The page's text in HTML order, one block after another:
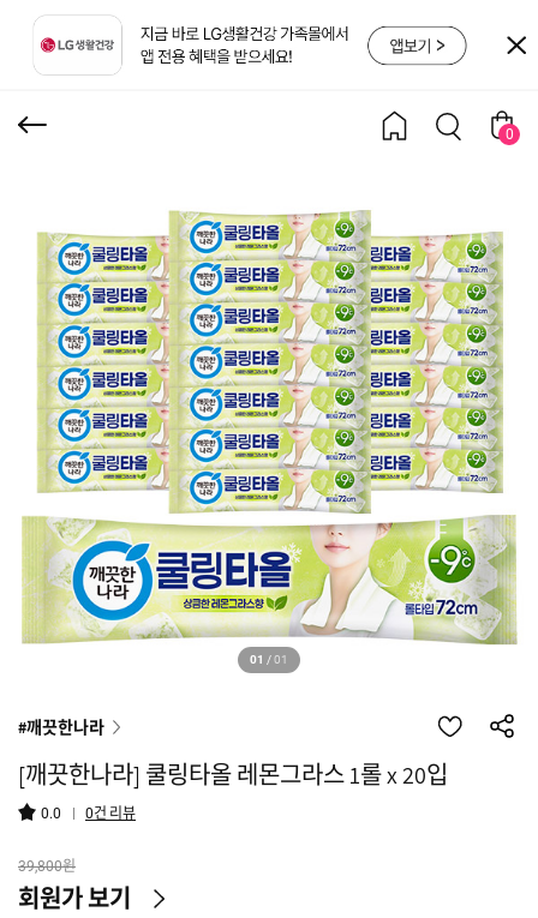
0
레몬그라스 1롤 x 20입
01 /01
#깨끗한나라
[깨끗한나라] 쿨링타올 레몬그라스 1롤 x 20입
0.0 0건 리뷰
39,800원
회원가 보기